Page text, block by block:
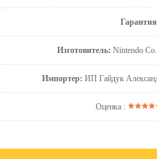
Изготовитель: Nintendo
Импортер: ИП Гайдук
Оценка :